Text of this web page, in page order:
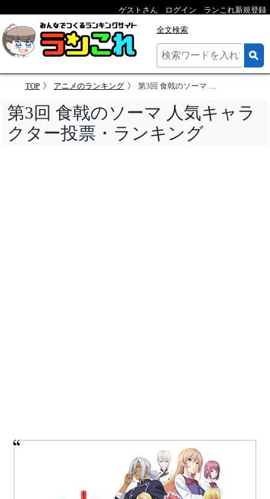
ゲストさん ログイン ランこれ新規登録
全文検索
TOP アニメのランキング 第3回 食戟のソーマ 人気キャラクター投票
第3回 食戟のソーマ 人気キャラ
クター投票・ランキング